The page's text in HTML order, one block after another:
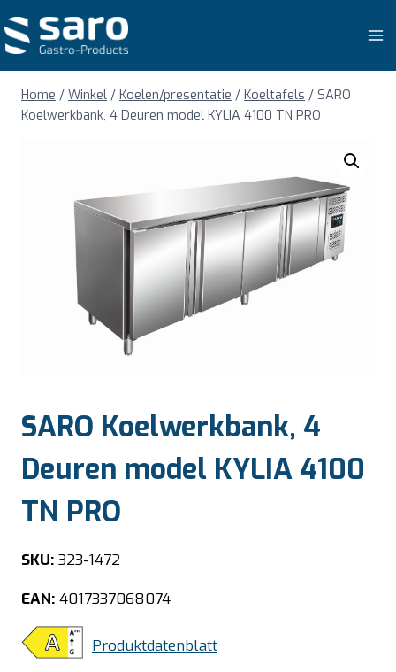
naar
inhoud
Home / Winkel / Koelen/presentatie / Koeltafels / SARO
Koelwerkbank, 4 Deuren model KYLIA 4100 TN PRO
SARO Koelwerkbank, 4
Deuren model KYLIA 4100
TN PRO
SKU: 323-1472
EAN: 4017337068074
Produktdatenblatt